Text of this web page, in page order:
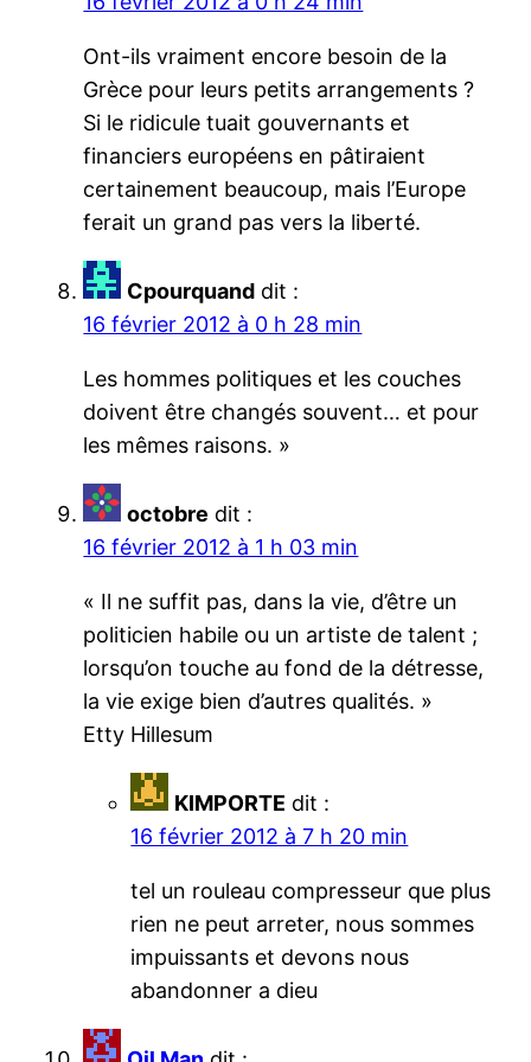
Ont-ils vraiment encore besoin de la
Grèce pour leurs petits arrangements ?
Si le ridicule tuait gouvernants et
financiers européens en pâtiraient
certainement beaucoup, mais l’Europe
ferait un grand pas vers la liberté.
Cpourquand dit :
16 février 2012 à 0 h 28 min
Les hommes politiques et les couches
doivent être changés souvent… et pour
les mêmes raisons. »
octobre dit :
16 février 2012 à 1 h 03 min
« Il ne suffit pas, dans la vie, d’être un
politicien habile ou un artiste de talent ;
lorsqu’on touche au fond de la détresse,
la vie exige bien d’autres qualités. »
Etty Hillesum
KIMPORTE dit :
16 février 2012 à 7 h 20 min
tel un rouleau compresseur que plus
rien ne peut arreter, nous sommes
impuissants et devons nous
abandonner a dieu